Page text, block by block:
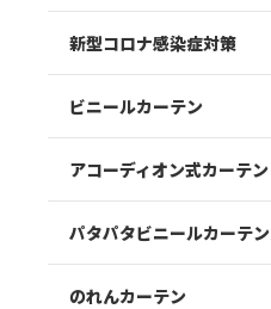
新型コロナ感染症対策
ビニールカーテン
アコーディオン式カーテン
パタパタビニールカーテン
のれんカーテン